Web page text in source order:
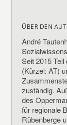
ÜBER DEN
André
Seit 2015
(Kürzel: AT)
zuständig.
des
für regionale
Rübenberge